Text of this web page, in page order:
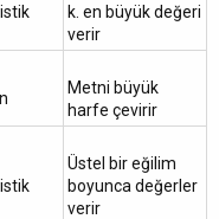
k. en büyük değeri
verir
Metni büyük
harfe çevirir
Üstel bir eğilim
boyunca değerler
verir